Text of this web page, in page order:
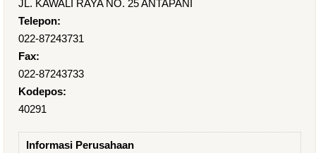
JL. KAWALI RAYA NO. 25 ANTAPANI
Telepon:
022-87243731
Fax:
022-87243733
Kodepos:
40291
Informasi Perusahaan